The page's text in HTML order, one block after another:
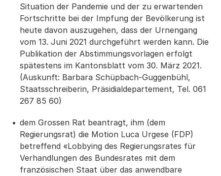
Situation der Pandemie und der zu erwartenden
Fortschritte bei der Impfung der Bevölkerung ist
heute davon auszugehen, dass der Urnengang
vom 13. Juni 2021 durchgeführt werden kann. Die
Publikation der Abstimmungsvorlagen erfolgt
spätestens im Kantonsblatt vom 30. März 2021.
(Auskunft: Barbara Schüpbach-Guggenbühl,
Staatsschreiberin, Präsidialdepartement, Tel. 061
267 85 60)
dem Grossen Rat beantragt, ihm (dem
Regierungsrat) die Motion Luca Urgese (FDP)
betreffend «Lobbying des Regierungsrates für
Verhandlungen des Bundesrates mit dem
französischen Staat über das anwendbare